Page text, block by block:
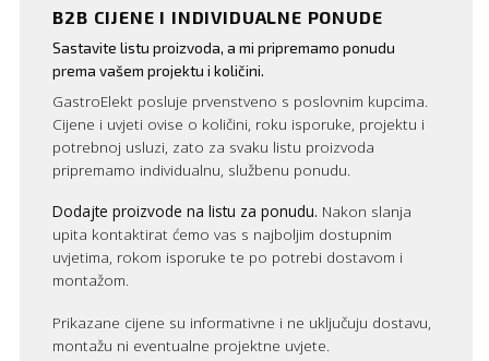
B2B CIJENE I INDIVIDUALNE PONUDE
Sastavite listu proizvoda, a mi pripremamo ponudu
prema vašem projektu i količini.
GastroElekt posluje prvenstveno s poslovnim kupcima.
Cijene i uvjeti ovise o količini, roku isporuke, projektu i
potrebnoj usluzi, zato za svaku listu proizvoda
pripremamo individualnu, službenu ponudu.
Dodajte proizvode na listu za ponudu. Nakon slanja
upita kontaktirat ćemo vas s najboljim dostupnim
uvjetima, rokom isporuke te po potrebi dostavom i
montažom.
Prikazane cijene su informativne i ne uključuju dostavu,
montažu ni eventualne projektne uvjete.